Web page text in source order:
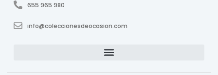
655 965 980
info@coleccionesdeocasion.com